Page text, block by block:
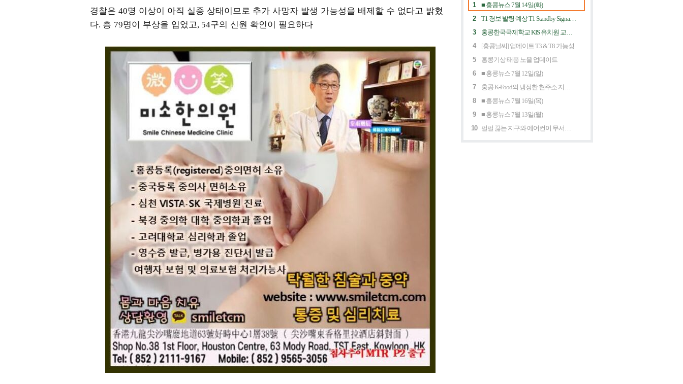
경찰은 40명 이상이 아직 실종 상태이므로 추가 사망자 발생 가능성을 배제할 수 없다고 밝혔
다. 총 79명이 부상을 입었고, 54구의 신원 확인이 필요하다
1
■ 홍콩뉴스 7월 14일(화)
2
3
4
[홍콩날씨] 업데이트 T3 & T8 가능성
5
홍콩기상 태풍 노을 업데이트
6
■ 홍콩뉴스 7월 12일(일)
7
8
■ 홍콩뉴스 7월 16일(목)
9
■ 홍콩뉴스 7월 13일(월)
10